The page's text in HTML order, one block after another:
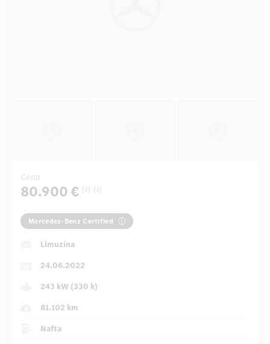
Cena
80.900 € [2] [3]
Mercedes-Benz Certified
Limuzína
24.06.2022
243 kW (330 k)
81.102 km
Nafta